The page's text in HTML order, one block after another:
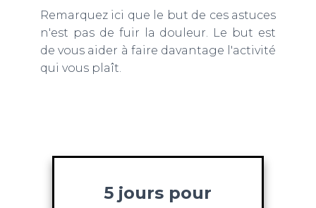
Remarquez ici que le but de ces astuces
n'est pas de fuir la douleur. Le but est
de vous aider à faire davantage l'activité
qui vous plaît.
5 jours pour